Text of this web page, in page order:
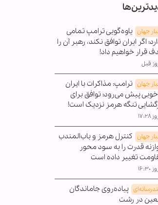
جهان یاوه‌گویی ترامپ تمامی
اگر ایران توافق نکند، رهبر آن را
قرار خواهیم داد!
جهان ترامپ: مذاکرات با ایران
پیش می‌رود؛ توافق برای
تنگه هرمز نزدیک است!
جهان کنترل هرمز و باب‌المندب
قدرت را به سود محور
تغییر داده است
پیاده‌روی جاماندگان
در رشت